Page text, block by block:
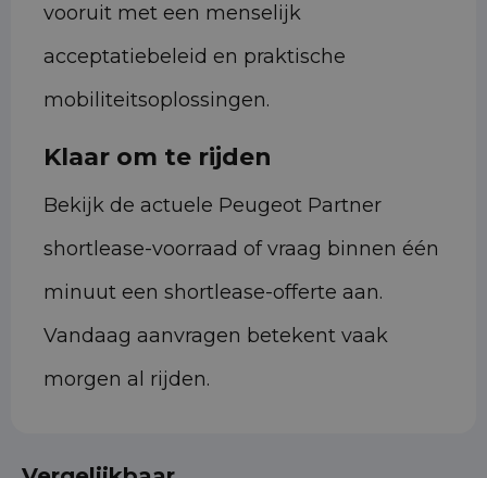
vooruit met een menselijk
acceptatiebeleid en praktische
mobiliteitsoplossingen.
Klaar om te rijden
Bekijk de actuele Peugeot Partner
shortlease-voorraad of vraag binnen één
minuut een shortlease-offerte aan.
Vandaag aanvragen betekent vaak
morgen al rijden.